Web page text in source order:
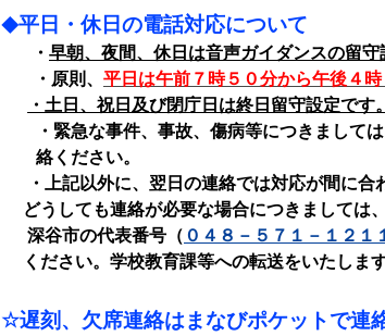
◆平日・休日の電話対応について
・ 早朝、夜間、休日は音声ガイダンスの留守
・原則、 平日は午前７時５０分から午後４時
・土日、祝日及び閉庁日は終日留守設定です。
・緊急な事件、事故、傷病等につきまし
絡ください。
・上記以外に、翌日の連絡では対応が間に合
どうしても連絡が必要な場合につきましては、
深谷市の代表番号（ ０４８－５７１－１２１
ください。学校教育課等への転送をいたします
☆遅刻、 欠席連絡はまなびポケットで連